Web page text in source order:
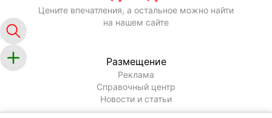
Цените впечатления, а остальное можно найти
на нашем сайте
Размещение
Реклама
Справочный центр
Новости и статьи